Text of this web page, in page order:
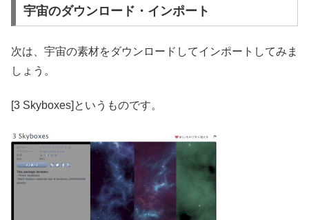
宇宙のダウンロード・インポート
次は、宇宙の素材をダウンロードしてインポートしてみま
しょう。
[3 Skyboxes]というものです。